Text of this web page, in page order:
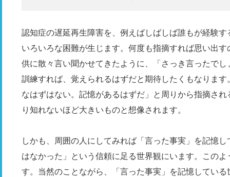
認知症の遅延再生障害を、例えばしばしば誰もが経験
いろいろな困難が生じます。何度も指摘すれば思い出
供に散々言い聞かせてきたように、「さっき言ったで
訓練すれば、覚えられるはずだと期待したくもなりま
なはずはない。記憶があるはずだ」と周りから指摘さ
り知れないほど大きいものと想像されます。
しかも、周囲の人にしてみれば「言った事実」を記憶
はなかった」という信頼に足る世界観にいます。この
す。当然のことながら、「言った事実」を記憶してい